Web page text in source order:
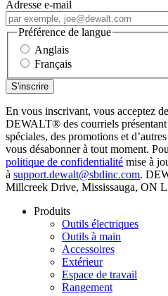
Adresse e-mail
Préférence de langue
Anglais
Français
En vous inscrivant, vous acceptez
DEWALT® des courriels
spéciales, des promotions et
vous désabonner à tout moment.
politique de confidentialité mise à
à support.dewalt@sbdinc.com.
Millcreek Drive, Mississauga, ON
Produits
Outils électriques
Outils à main
Accessoires
Extérieur
Espace de travail
Rangement